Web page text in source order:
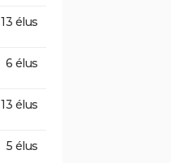
13 élus
6 élus
13 élus
5 élus